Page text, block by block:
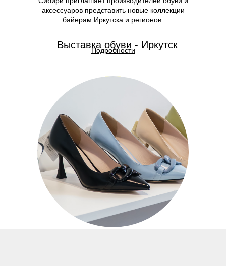
аксессуаров представить новые коллекции
байерам Иркутска и регионов.
Подробности
Выставка обуви - Иркутск